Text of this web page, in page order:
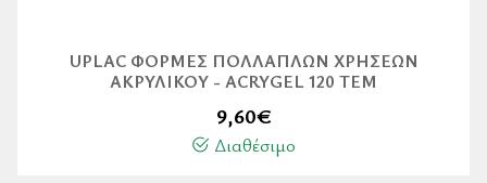
UPLAC ΦΌΡΜΕΣ ΠΟΛΛΑΠΛΏΝ ΧΡΉΣΕΩΝ
ΑΚΡΥΛΙΚΟΎ - ACRYGEL 120 ΤΕΜ
9,60€
Διαθέσιμο